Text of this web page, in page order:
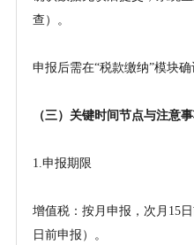
查）。
申报后需在“税款缴纳”模块
（三）关键时间节点与注意
1.申报期限
增值税：按月申报，次月 15
日前申报）。